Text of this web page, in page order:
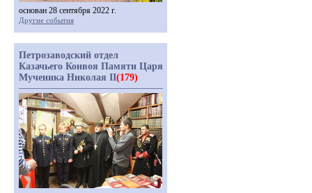
основан 28 сентября 2022 г.
Другие события
Петрозаводский отдел
Казачьего Конвоя Памяти Царя
Мученика Николая II(179)